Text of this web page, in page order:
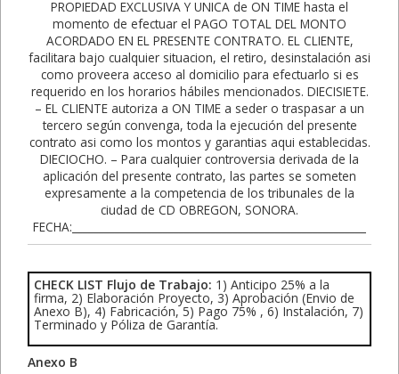
CHECK LIST Flujo de Trabajo: 1) Anticipo 25% a la
firma, 2) Elaboración Proyecto, 3) Aprobación (Envio de
Anexo B), 4) Fabricación, 5) Pago 75% , 6) Instalación, 7)
Terminado y Póliza de Garantía.
Anexo B